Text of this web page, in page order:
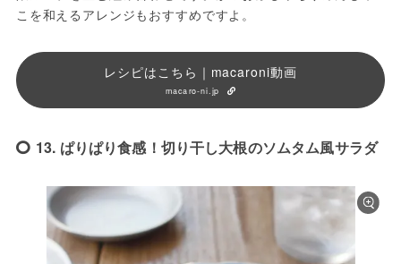
こを和えるアレンジもおすすめですよ。
レシピはこちら｜macaroni動画
macaro-ni.jp
13. ぱりぱり食感！切り干し大根のソムタム風サラダ